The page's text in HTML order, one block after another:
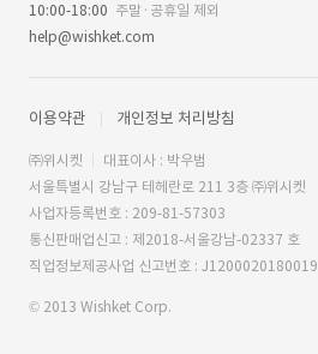
10:00-18:00 주말·공휴일 제외
help@wishket.com
이용약관 개인정보 처리방침
㈜위시켓
대표이사 : 박우범
서울특별시 강남구 테헤란로 211 3층 ㈜위시켓
사업자등록번호 : 209-81-57303
통신판매업신고 : 제2018-서울강남-02337 호
직업정보제공사업 신고번호 : J1200020180019
© 2013 Wishket Corp.